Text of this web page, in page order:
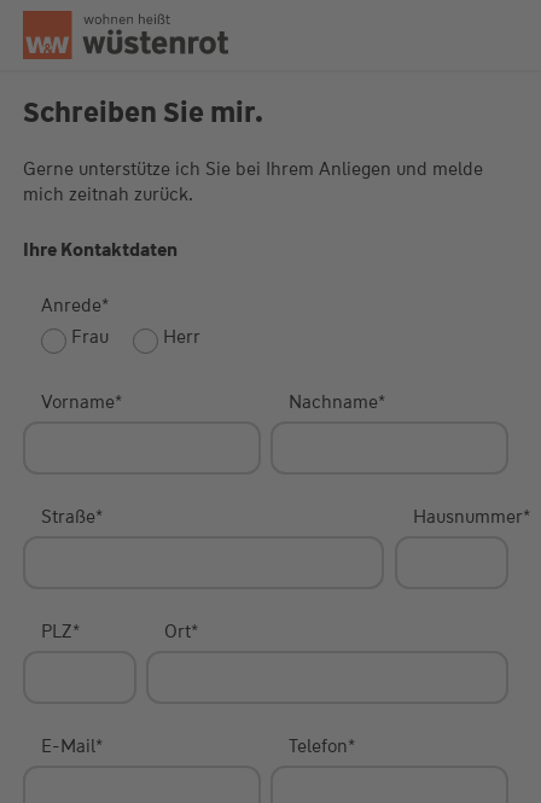
Seitenanfang
Schreiben Sie mir.
Gerne unterstütze ich Sie bei Ihrem Anliegen und melde
mich zeitnah zurück.
Ihre Kontaktdaten
Anrede*
Frau
Herr
Vorname* Nachname*
Straße* Hausnummer*
PLZ* Ort*
E-Mail* Telefon*
Unsere Chatzeiten:
Fr: 9:00 Uhr - 18:00 Uhr